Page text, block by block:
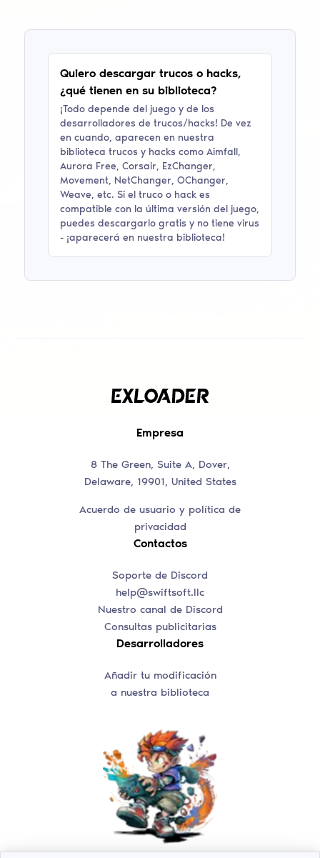
Quiero descargar trucos o hacks,
¿qué tienen en su biblioteca?
¡Todo depende del juego y de los
desarrolladores de trucos/hacks! De vez
en cuando, aparecen en nuestra
biblioteca trucos y hacks como Aimfall,
Aurora Free, Corsair, EzChanger,
Movement, NetChanger, OChanger,
Weave, etc. Si el truco o hack es
compatible con la última versión del juego,
puedes descargarlo gratis y no tiene virus
- ¡aparecerá en nuestra biblioteca!
Empresa
8 The Green, Suite A, Dover,
Delaware, 19901, United States
Acuerdo de usuario y política de
privacidad
Contactos
Soporte de Discord
help@swiftsoft.llc
Nuestro canal de Discord
Consultas publicitarias
Desarrolladores
Añadir tu modificación
a nuestra biblioteca